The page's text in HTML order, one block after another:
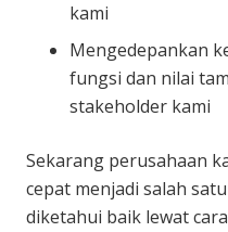
kami
Mengedepankan
fungsi dan nilai
stakeholder kami
Sekarang perusahaan
cepat menjadi salah
diketahui baik lewat